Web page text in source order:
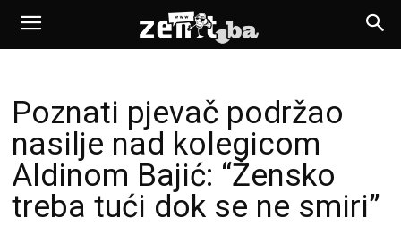
Poznati pjevač podržao
nasilje nad kolegicom
Aldinom Bajić: “Žensko
treba tući dok se ne smiri”